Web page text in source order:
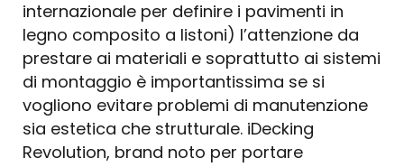
internazionale per definire i pavimenti in
legno composito a listoni) l’attenzione da
prestare ai materiali e soprattutto ai sistemi
di montaggio è importantissima se si
vogliono evitare problemi di manutenzione
sia estetica che strutturale. iDecking
Revolution, brand noto per portare